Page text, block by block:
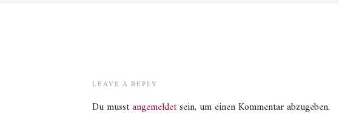
LEAVE A REPLY
Du musstangemeldetsein, um einen Kommentar abzugeben.